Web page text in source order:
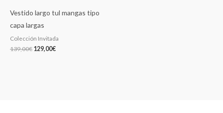
Vestido largo tul mangas tipo
capa largas
Colección Invitada
139,00€
139,00€.
129,00€
129,00€.